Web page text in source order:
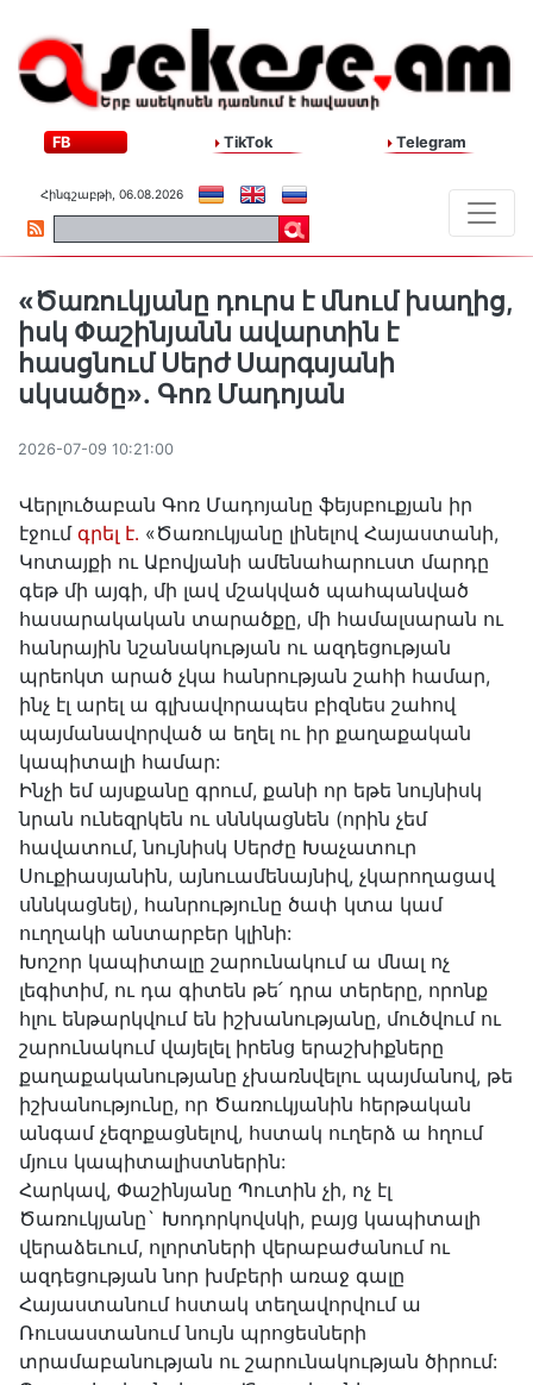
FB TikTok Telegram
Հինգշաբթի, 06.08.2026
«Ծառուկյանը դուրս է մնում խաղից,
իսկ Փաշինյանն ավարտին է
հասցնում Սերժ Սարգսյանի
սկսածը»․ Գոռ Մադոյան
2026-07-09 10:21:00
Վերլուծաբան Գոռ Մադոյանը ֆեյսբուքյան իր
էջում գրել է․ «Ծառուկյանը լինելով Հայաստանի,
Կոտայքի ու Աբովյանի ամենահարուստ մարդը
գեթ մի այգի, մի լավ մշակված պահպանված
հասարակական տարածքը, մի համալսարան ու
հանրային նշանակության ու ազդեցության
պրեոկտ արած չկա հանրության շահի համար,
ինչ էլ արել ա գլխավորապես բիզնես շահով
պայմանավորված ա եղել ու իր քաղաքական
կապիտալի համար:
Ինչի եմ այսքանը գրում, քանի որ եթե նույնիսկ
նրան ունեզրկեն ու սննկացնեն (որին չեմ
հավատում, նույնիսկ Սերժը Խաչատուր
Սուքիասյանին, այնուամենայնիվ, չկարողացավ
սննկացնել), հանրությունը ծափ կտա կամ
ուղղակի անտարբեր կլինի:
Խոշոր կապիտալը շարունակում ա մնալ ոչ
լեգիտիմ, ու դա գիտեն թե՛ դրա տերերը, որոնք
հլու ենթարկվում են իշխանությանը, մուծվում ու
շարունակում վայելել իրենց երաշխիքները
քաղաքականությանը չխառնվելու պայմանով, թե
իշխանությունը, որ Ծառուկյանին հերթական
անգամ չեզոքացնելով, հստակ ուղերձ ա հղում
մյուս կապիտալիստներին:
Հարկավ, Փաշինյանը Պուտին չի, ոչ էլ
Ծառուկյանը` Խոդորկովսկի, բայց կապիտալի
վերաձեւում, ոլորտների վերաբաժանում ու
ազդեցության նոր խմբերի առաջ գալը
Հայաստանում հստակ տեղավորվում ա
Ռուսաստանում նույն պրոցեսների
տրամաբանության ու շարունակության ծիրում: